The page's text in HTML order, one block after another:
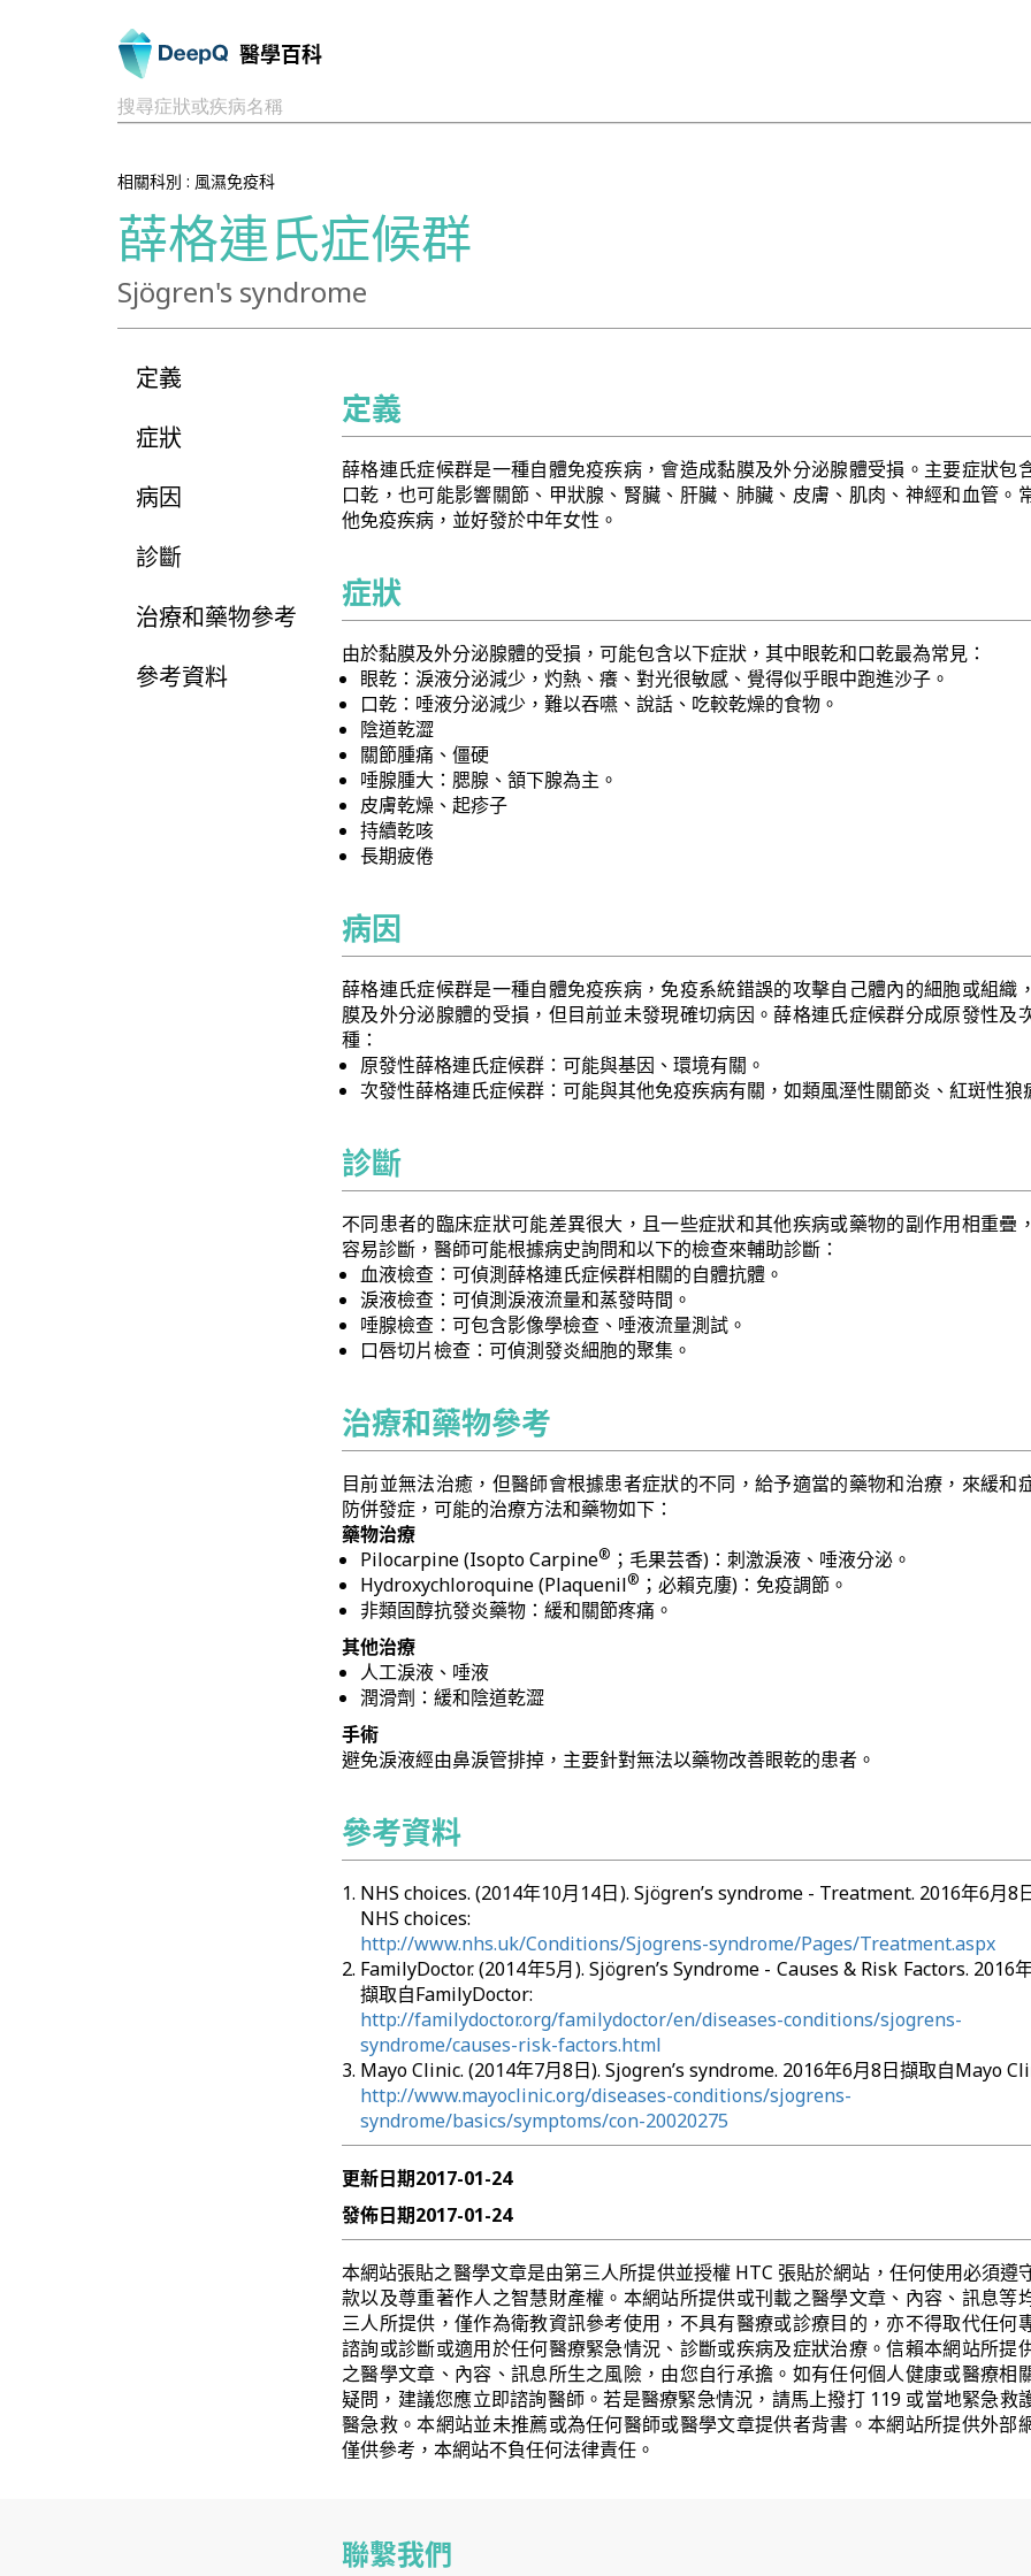
醫學百科
搜尋症狀或疾病名稱
相關科別 : 風濕免疫科
薛格連氏症候群
Sjögren's syndrome
定義
症狀
病因
診斷
治療和藥物參考
參考資料
定義
薛格連氏症候群是一種自體免疫疾病，會造成黏膜及外分泌腺體受損。主要症狀包
口乾，也可能影響關節、甲狀腺、腎臟、肝臟、肺臟、皮膚、肌肉、神經和血管。
他免疫疾病，並好發於中年女性。
症狀
由於黏膜及外分泌腺體的受損，可能包含以下症狀，其中眼乾和口乾最為常見：
眼乾：淚液分泌減少，灼熱、癢、對光很敏感、覺得似乎眼中跑進沙子。
口乾：唾液分泌減少，難以吞嚥、說話、吃較乾燥的食物。
陰道乾澀
關節腫痛、僵硬
唾腺腫大：腮腺、頷下腺為主。
皮膚乾燥、起疹子
持續乾咳
長期疲倦
病因
薛格連氏症候群是一種自體免疫疾病，免疫系統錯誤的攻擊自己體內的細胞或組織
膜及外分泌腺體的受損，但目前並未發現確切病因。薛格連氏症候群分成原發性及
種：
原發性薛格連氏症候群：可能與基因、環境有關。
次發性薛格連氏症候群：可能與其他免疫疾病有關，如類風溼性關節炎、紅斑性狼
診斷
不同患者的臨床症狀可能差異很大，且一些症狀和其他疾病或藥物的副作用相重疊
容易診斷，醫師可能根據病史詢問和以下的檢查來輔助診斷：
血液檢查：可偵測薛格連氏症候群相關的自體抗體。
淚液檢查：可偵測淚液流量和蒸發時間。
唾腺檢查：可包含影像學檢查、唾液流量測試。
口唇切片檢查：可偵測發炎細胞的聚集。
治療和藥物參考
目前並無法治癒，但醫師會根據患者症狀的不同，給予適當的藥物和治療，來緩和
防併發症，可能的治療方法和藥物如下：
藥物治療
Pilocarpine (Isopto Carpine® ；毛果芸香)：刺激淚液、唾液分泌。
Hydroxychloroquine (Plaquenil® ；必賴克廔)：免疫調節。
非類固醇抗發炎藥物：緩和關節疼痛。
其他治療
人工淚液、唾液
潤滑劑：緩和陰道乾澀
手術
避免淚液經由鼻淚管排掉，主要針對無法以藥物改善眼乾的患者。
參考資料
NHS choices. (2014年10月14日). Sjögren’s syndrome - Treatment. 2016年6月8
NHS choices:
http://www.nhs.uk/Conditions/Sjogrens-syndrome/Pages/Treatment.aspx
FamilyDoctor. (2014年5月). Sjögren’s Syndrome - Causes & Risk Factors. 2016
擷取自FamilyDoctor:
http://familydoctor.org/familydoctor/en/diseases-conditions/sjogrens-
syndrome/causes-risk-factors.html
Mayo Clinic. (2014年7月8日). Sjogren’s syndrome. 2016年6月8日擷取自Mayo
http://www.mayoclinic.org/diseases-conditions/sjogrens-
syndrome/basics/symptoms/con-20020275
更新日期2017-01-24
發佈日期2017-01-24
本網站張貼之醫學文章是由第三人所提供並授權 HTC 張貼於網站，任何使用必須遵
款以及尊重著作人之智慧財產權。本網站所提供或刊載之醫學文章、內容、訊息等
三人所提供，僅作為衛教資訊參考使用，不具有醫療或診療目的，亦不得取代任何
諮詢或診斷或適用於任何醫療緊急情況、診斷或疾病及症狀治療。信賴本網站所提
之醫學文章、內容、訊息所生之風險，由您自行承擔。如有任何個人健康或醫療相
疑問，建議您應立即諮詢醫師。若是醫療緊急情況，請馬上撥打 119 或當地緊急救
醫急救。本網站並未推薦或為任何醫師或醫學文章提供者背書。本網站所提供外部
僅供參考，本網站不負任何法律責任。
聯繫我們